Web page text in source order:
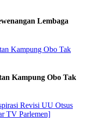
Lembaga
Kampung Obo Tak